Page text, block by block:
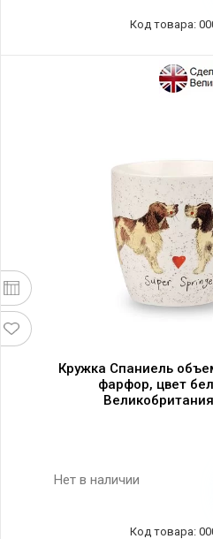
Код товара:
Кружка Спаниель
фарфор, цвет
Нет в наличии
Код товара: